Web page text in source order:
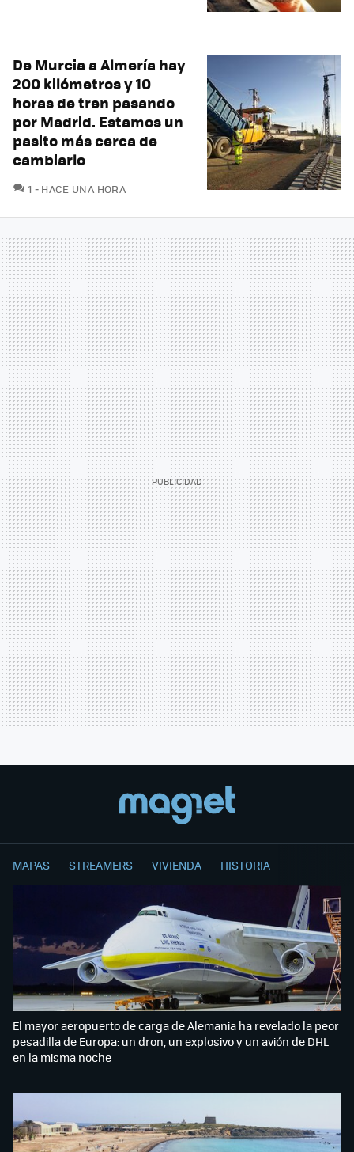
De Murcia a Almería hay
200 kilómetros y 10
horas de tren pasando
por Madrid. Estamos un
pasito más cerca de
cambiarlo
1 COMENTARIOS
HACE UNA HORA
MAPAS STREAMERS VIVIENDA HISTORIA
El mayor aeropuerto de carga de Alemania ha revelado la peor
pesadilla de Europa: un dron, un explosivo y un avión de DHL
en la misma noche